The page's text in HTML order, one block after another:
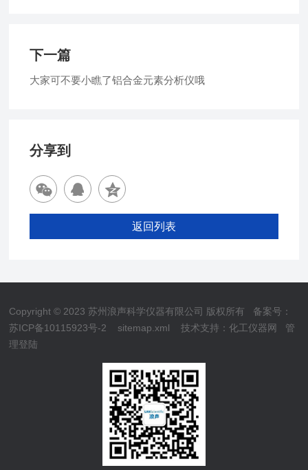
下一篇
大家可不要小瞧了铝合金元素分析仪哦
分享到
返回列表
Copyright © 2023 苏州浪声科学仪器有限公司 版权所有 备案号：
苏ICP备10115923号-2
sitemap.xml 技术支持：化工仪器网
管
理登陆